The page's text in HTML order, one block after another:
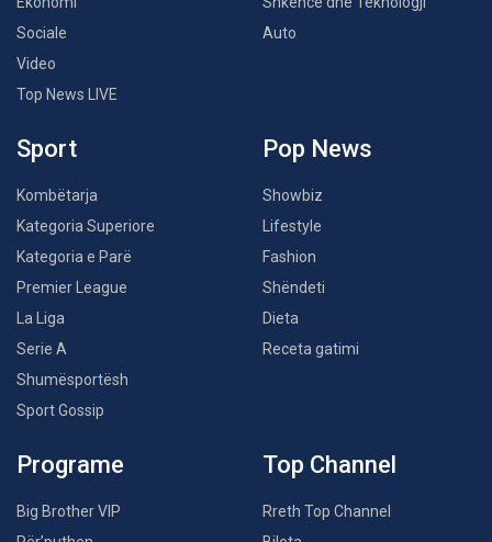
Sociale
Video
Top News LIVE
Auto
Sport
Kombëtarja
Kategoria Superiore
Kategoria e Parë
Premier League
La Liga
Serie A
Shumësportësh
Sport Gossip
Pop News
Showbiz
Lifestyle
Fashion
Shëndeti
Dieta
Receta gatimi
Programe
Big Brother VIP
Top Channel
Rreth Top Channel